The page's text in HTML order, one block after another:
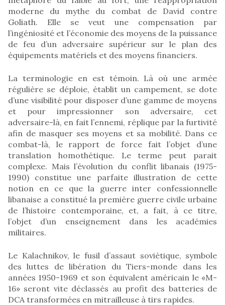
moderne du mythe du combat de David contre
Goliath. Elle se veut une compensation par
l’ingéniosité et l’économie des moyens de la puissance
de feu d’un adversaire supérieur sur le plan des
équipements matériels et des moyens financiers.
La terminologie en est témoin. Là où une armée
régulière se déploie, établit un campement, se dote
d’une visibilité pour disposer d’une gamme de moyens
et pour impressionner son adversaire, cet
adversaire-là, en fait l’ennemi, réplique par la furtivité
afin de masquer ses moyens et sa mobilité. Dans ce
combat-là, le rapport de force fait l’objet d’une
translation homothétique. Le terme peut parait
complexe. Mais l’évolution du conflit libanais (1975-
1990) constitue une parfaite illustration de cette
notion en ce que la guerre inter confessionnelle
libanaise a constitué la première guerre civile urbaine
de l’histoire contemporaine, et, a fait, à ce titre,
l’objet d’un enseignement dans les académies
militaires.
Le Kalachnikov, le fusil d’assaut soviétique, symbole
des luttes de libération du Tiers-monde dans les
années 1950-1969 et son équivalent américain le «M-
16» seront vite déclassés au profit des batteries de
DCA transformées en mitrailleuse à tirs rapides.